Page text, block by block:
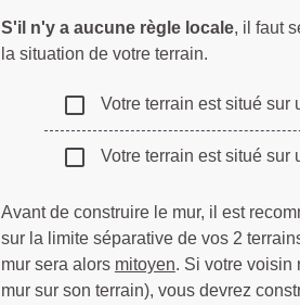
S'il n'y a aucune règle locale, il faut
la situation de votre terrain.
check_box_outline_blank Votre terrain est situé sur
check_box_outline_blank Votre terrain est situé sur
Avant de construire le mur, il est
sur la limite séparative de vos 2
mur sera alors mitoyen. Si votre voisin
mur sur son terrain), vous devrez